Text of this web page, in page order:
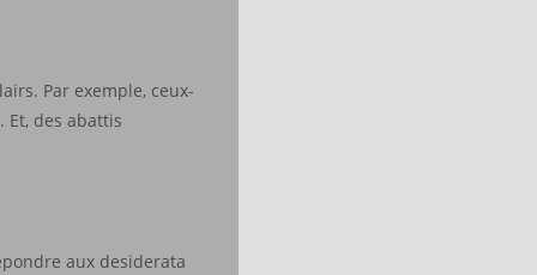
Par exemple, ceux-
Et, des abattis
aux desiderata